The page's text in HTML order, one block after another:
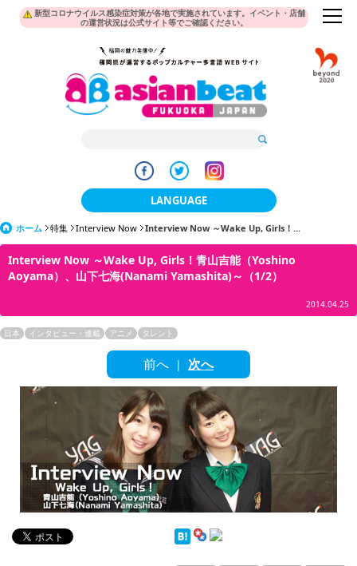
新型コロナウイルス感染症対策が各地で実施されています。イベント・店舗
の運営状況は公式サイト等でご確認ください。
LANGUAGE
日本語
한국어
繁體中文
English
ภาษาไทย
tiéng Viêt
Bahasa Indonesia
ホーム 特集 Interview Now Interview Now ～Wake Up, Girls！...
Interview Now ～Wake Up, Girls！青山吉能（Yoshino
Aoyama）、山下七海(Nanami Yamashita)～（1/2）
2014.04.25
日本 インタビュー・連載 アニメ タレント
前へ | 次へ